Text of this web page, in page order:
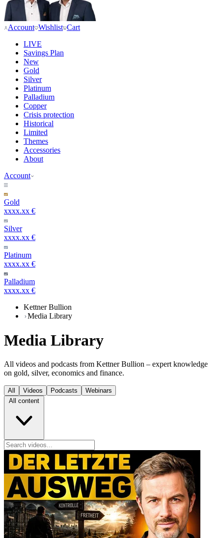
Account Wishlist Cart
LIVE
Savings Plan
New
Gold
Silver
Platinum
Palladium
Copper
Crisis protection
Historical
Limited
Themes
Accessories
About
Account
Gold
xxxx.xx €
Silver
xxxx.xx €
Platinum
xxxx.xx €
Palladium
xxxx.xx €
Kettner Bullion
Media Library
Media Library
All videos and podcasts from Kettner Bullion – expert knowledge
on gold, silver, economics and finance.
All Videos Podcasts
Webinars